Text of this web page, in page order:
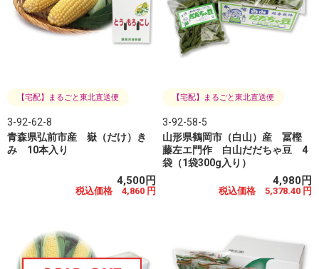
【宅配】まるごと東北直送便
3-92-62-8
青森県弘前市産 嶽（だけ）き
み 10本入り
4,500円
税込価格 4,860 円
【宅配】まるごと東北直送便
3-92-58-5
山形県鶴岡市（白山）産 冨樫
藤左エ門作 白山だだちゃ豆 4
袋（1袋300g入り）
4,980円
税込価格 5,378.40 円